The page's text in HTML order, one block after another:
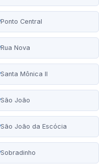
Ponto Central
Rua Nova
Santa Mônica II
São João
São João da Escócia
Sobradinho